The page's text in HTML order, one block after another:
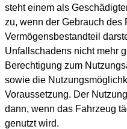
steht einem als
zu, wenn der Gebrauch des
Vermögensbestandteil
Unfallschadens nicht mehr
Berechtigung zum
sowie die
Voraussetzung. Der
dann, wenn das Fahrzeug
genutzt wird.